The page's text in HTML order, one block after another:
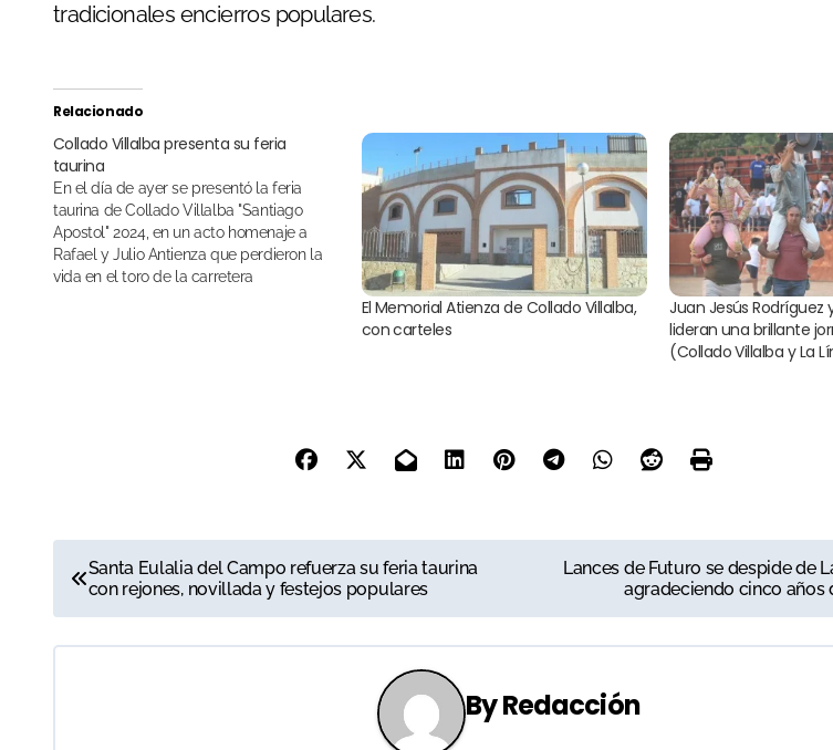
tradicionales encierros populares.
Relacionado
Collado Villalba presenta su feria
taurina
En el día de ayer se presentó la feria
taurina de Collado Villalba "Santiago
Apostol" 2024, en un acto homenaje a
Rafael y Julio Antienza que perdieron la
vida en el toro de la carretera
El Memorial Atienza de Collado Villalba,
con carteles
Juan Jesús Rodríguez
lideran una brillante
(Collado Villalba y La
N
a
v
Santa Eulalia del Campo refuerza su feria taurina
con rejones, novillada y festejos populares
Lances de Futuro se despide de
agradeciendo cinco años
ByRedacción